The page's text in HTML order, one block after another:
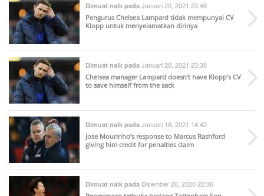
Dimuat naik pada Januari 20, 2021 23:48
Pengurus Chelsea Lampard tidak mempunyai CV
Klopp untuk menyelamatkan dirinya
Dimuat naik pada Januari 20, 2021 23:38
Chelsea manager Lampard doesn’t have Klopp’s CV
to save himself from the sack
Dimuat naik pada Januari 16, 2021 14:42
Jose Mourinho’s response to Marcus Rashford
giving him credit for penalties claim
Dimuat naik pada Disember 20, 2020 22:36